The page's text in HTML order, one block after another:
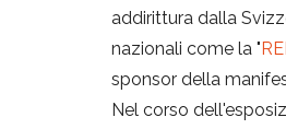
addirittura dalla
nazionali come la "
sponsor della
Nel corso